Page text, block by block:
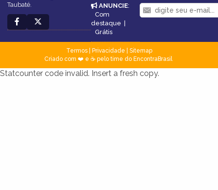
Taubaté.
ANUNCIE:
Com
destaque |
Grátis
Termos| Privacidade
Sitemap
Criado com ❤️ e ☕ pelo time do EncontraBrasil
Statcounter code invalid. Insert a fresh copy.